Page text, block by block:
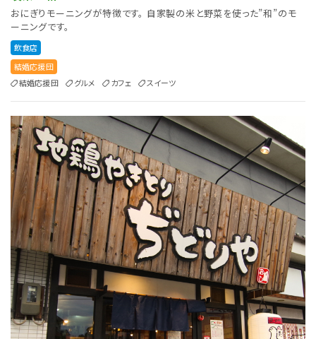
おにぎりモーニングが特徴です。 自家製の米と野菜を使った”和”のモ
ーニングです。
飲食店
結婚応援団
結婚応援団
グルメ カフェ スイーツ